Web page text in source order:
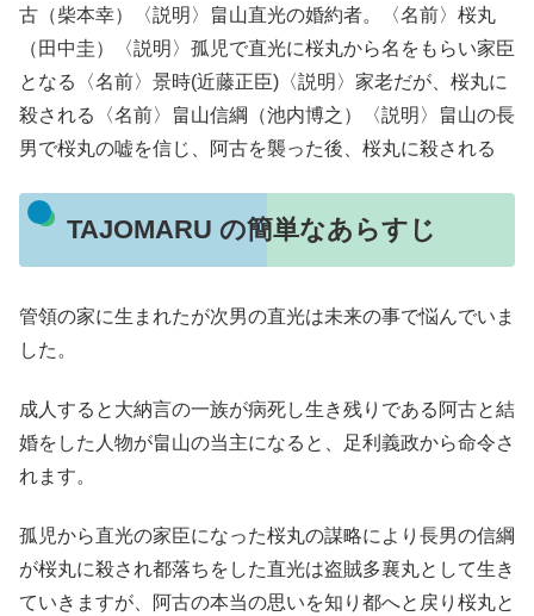
古（柴本幸）〈説明〉畠山直光の婚約者。〈名前〉桜丸
（田中圭）〈説明〉孤児で直光に桜丸から名をもらい家臣
となる〈名前〉景時(近藤正臣)〈説明〉家老だが、桜丸に
殺される〈名前〉畠山信綱（池内博之）〈説明〉畠山の長
男で桜丸の嘘を信じ、阿古を襲った後、桜丸に殺される
TAJOMARU の簡単なあらすじ
管領の家に生まれたが次男の直光は未来の事で悩んでいま
した。
成人すると大納言の一族が病死し生き残りである阿古と結
婚をした人物が畠山の当主になると、足利義政から命令さ
れます。
孤児から直光の家臣になった桜丸の謀略により長男の信綱
が桜丸に殺され都落ちをした直光は盗賊多襄丸として生き
ていきますが、阿古の本当の思いを知り都へと戻り桜丸と